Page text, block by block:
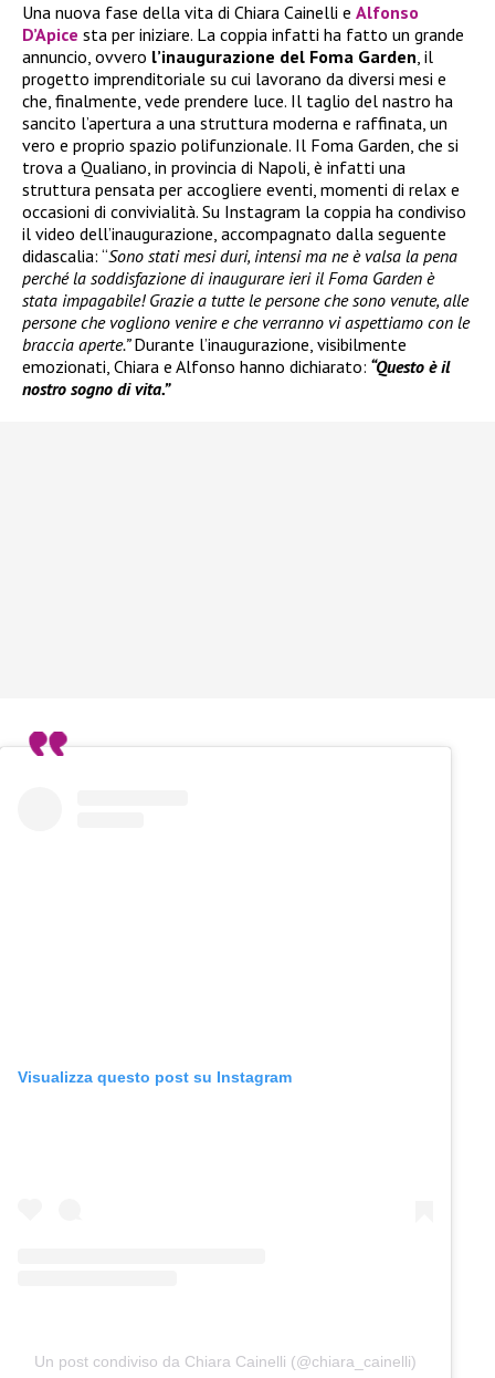
Una nuova fase della vita di Chiara Cainelli e Alfonso
D’Apice sta per iniziare. La coppia infatti ha fatto un grande
annuncio, ovvero l’inaugurazione del Foma Garden, il
progetto imprenditoriale su cui lavorano da diversi mesi e
che, finalmente, vede prendere luce. Il taglio del nastro ha
sancito l’apertura a una struttura moderna e raffinata, un
vero e proprio spazio polifunzionale. Il Foma Garden, che si
trova a Qualiano, in provincia di Napoli, è infatti una
struttura pensata per accogliere eventi, momenti di relax e
occasioni di convivialità. Su Instagram la coppia ha condiviso
il video dell’inaugurazione, accompagnato dalla seguente
didascalia: “Sono stati mesi duri, intensi ma ne è valsa la pena
perché la soddisfazione di inaugurare ieri il Foma Garden è
stata impagabile! Grazie a tutte le persone che sono venute, alle
persone che vogliono venire e che verranno vi aspettiamo con le
braccia aperte.”Durante l’inaugurazione, visibilmente
emozionati, Chiara e Alfonso hanno dichiarato: “Questo è il
nostro sogno di vita.”
Visualizza questo post su Instagram
Un post condiviso da Chiara Cainelli (@chiara_cainelli)